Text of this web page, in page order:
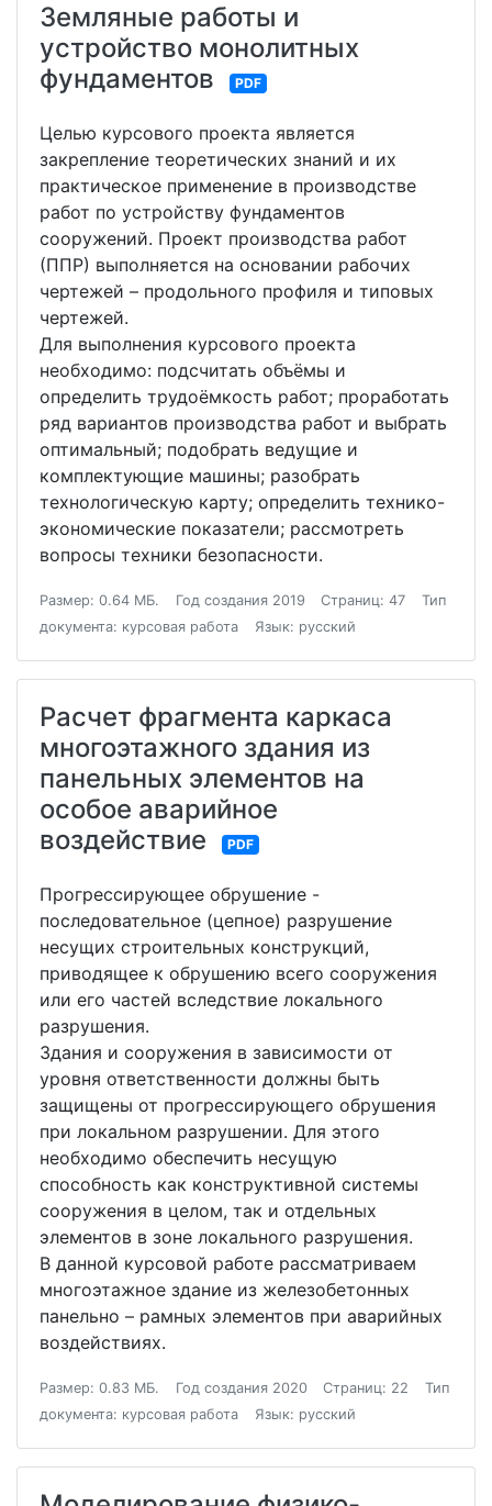
Земляные работы и
устройство монолитных
фундаментов
PDF
Целью курсового проекта является
закрепление теоретических знаний и их
практическое применение в производстве
работ по устройству фундаментов
сооружений. Проект производства работ
(ППР) выполняется на основании рабочих
чертежей – продольного профиля и типовых
чертежей.
Для выполнения курсового проекта
необходимо: подсчитать объёмы и
определить трудоёмкость работ; проработать
ряд вариантов производства работ и выбрать
оптимальный; подобрать ведущие и
комплектующие машины; разобрать
технологическую карту; определить технико-
экономические показатели; рассмотреть
вопросы техники безопасности.
Размер: 0.64 МБ. Год создания 2019 Страниц: 47
Тип
документа: курсовая работа
Язык: русский
Расчет фрагмента каркаса
многоэтажного здания из
панельных элементов на
особое аварийное
воздействие
PDF
Прогрессирующее обрушение -
последовательное (цепное) разрушение
несущих строительных конструкций,
приводящее к обрушению всего сооружения
или его частей вследствие локального
разрушения.
Здания и сооружения в зависимости от
уровня ответственности должны быть
защищены от прогрессирующего обрушения
при локальном разрушении. Для этого
необходимо обеспечить несущую
способность как конструктивной системы
сооружения в целом, так и отдельных
элементов в зоне локального разрушения.
В данной курсовой работе рассматриваем
многоэтажное здание из железобетонных
панельно – рамных элементов при аварийных
воздействиях.
Размер: 0.83 МБ. Год создания 2020 Страниц: 22
Тип
документа: курсовая работа
Язык: русский